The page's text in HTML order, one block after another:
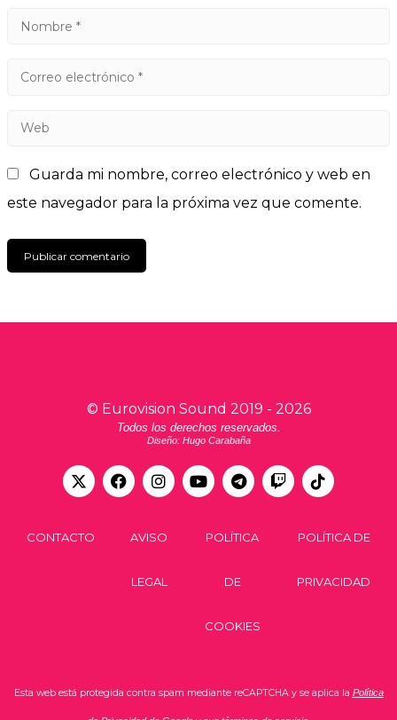
Guarda mi nombre, correo electrónico y web en
este navegador para la próxima vez que comente.
© Eurovision Sound 2019 - 2026
Todos los derechos reservados.
Diseño: Hugo Carabaña
CONTACTO AVISO
LEGAL
POLÍTICA
DE
COOKIES
POLÍTICA DE
PRIVACIDAD
Esta web está protegida contra spam mediante reCAPTCHA y se aplica la Política